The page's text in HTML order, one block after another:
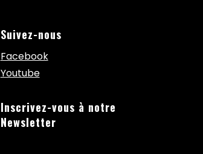
Suivez-nous
Facebook
Youtube
Inscrivez-vous à notre
Newsletter